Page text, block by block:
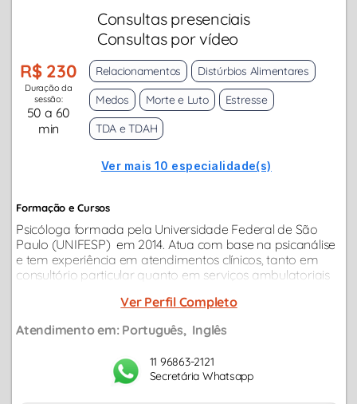
Consultas presenciais
Consultas por vídeo
R$ 230
Duração da
sessão:
50 a 60
min
Relacionamentos
Distúrbios Alimentares
Medos
Morte e Luto
Estresse
TDA e TDAH
Ver mais 10 especialidade(s)
Formação e Cursos
Psicóloga formada pela Universidade Federal de São
Paulo (UNIFESP) em 2014. Atua com base na psicanálise
e tem experiência em atendimentos clínicos, tanto em
consultório particular quanto em serviços ambulatoriais
Saúde Mental (CAISM).Ver Perfil Completo
Atendimento em: Português Inglês
11 96863-2121
Secretária Whatsapp